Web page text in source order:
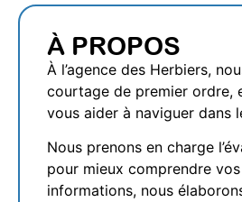
À PROPOS
À l’agence des Herbiers,
courtage de premier ordre,
vous aider à naviguer dans
Nous prenons en charge
pour mieux comprendre
informations, nous